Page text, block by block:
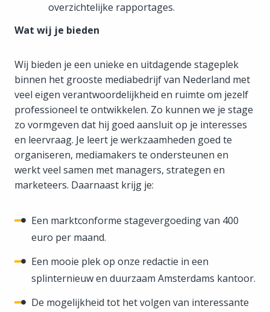
overzichtelijke rapportages.
Wat wij je bieden
Wij bieden je een unieke en uitdagende stageplek
binnen het grooste mediabedrijf van Nederland met
veel eigen verantwoordelijkheid en ruimte om jezelf
professioneel te ontwikkelen. Zo kunnen we je stage
zo vormgeven dat hij goed aansluit op je interesses
en leervraag. Je leert je werkzaamheden goed te
organiseren, mediamakers te ondersteunen en
werkt veel samen met managers, strategen en
marketeers. Daarnaast krijg je:
Een marktconforme stagevergoeding van 400
euro per maand.
Een mooie plek op onze redactie in een
splinternieuw en duurzaam Amsterdams kantoor.
De mogelijkheid tot het volgen van interessante